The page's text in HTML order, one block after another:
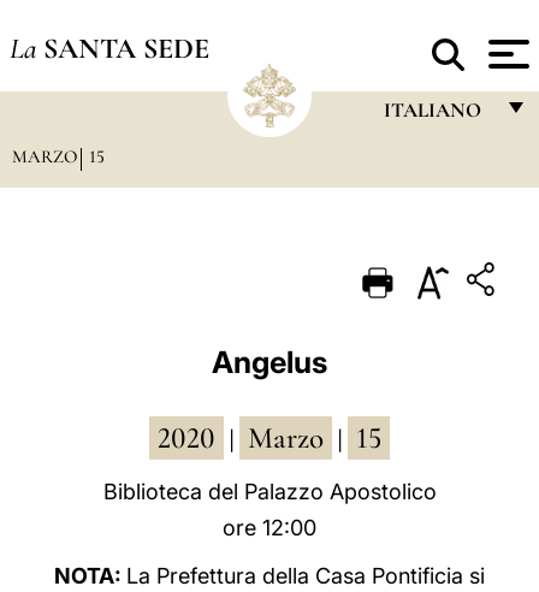
La SANTA SEDE
ITALIANO
PORTUGUÊS
العربيّة
LATINE
MARZO 15
Angelus
2020 Marzo 15
Biblioteca del Palazzo Apostolico
ore 12:00
NOTA: La Prefettura della Casa Pontificia si